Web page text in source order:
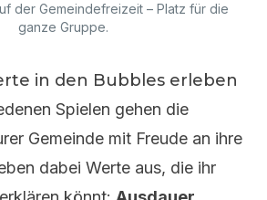
der Gemeindefreizeit – Platz für die
ganze Gruppe.
in den Bubbles erleben
Spielen gehen die
Gemeinde mit Freude an ihre
dabei Werte aus, die ihr